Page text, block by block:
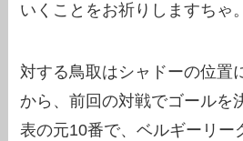
いくことをお祈りしますちゃ。
対する鳥取はシャドーの位置
から、前回の対戦でゴールを
表の元10番で、ベルギーリー